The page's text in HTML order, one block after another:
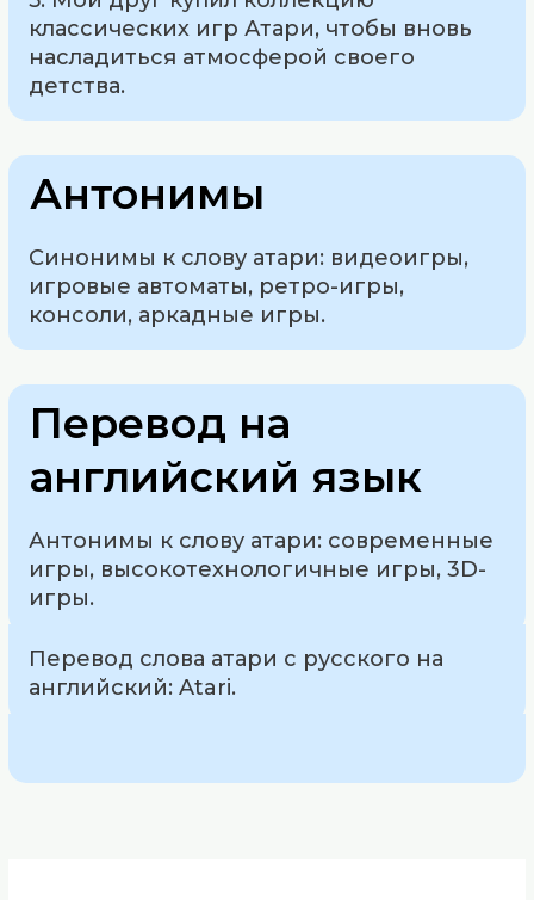
классических игр Атари, чтобы вновь
насладиться атмосферой своего
детства.
Антонимы
Синонимы к слову атари: видеоигры,
игровые автоматы, ретро-игры,
консоли, аркадные игры.
Перевод на
английский язык
Антонимы к слову атари: современные
игры, высокотехнологичные игры, 3D-
игры.
Перевод слова атари с русского на
английский: Atari.